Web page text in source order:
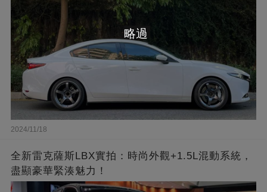
2024/11/18
全新雷克薩斯LBX實拍：時尚外觀+1.5L混動系統，
盡顯豪華緊湊魅力！
略過